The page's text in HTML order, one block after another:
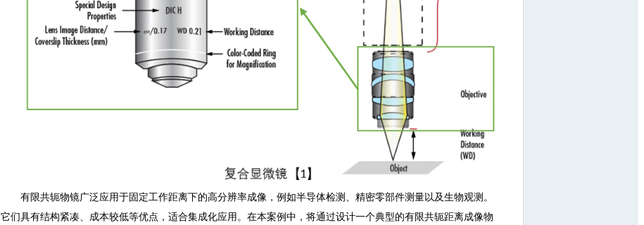
有限共轭物镜广泛应用于固定工作距离下的高分辨率成像，例如半导体检测、精密零部件测量以及生物观测。
它们具有结构紧凑、成本较低等优点，适合集成化应用。在本案例中，将通过设计一个典型的有限共轭距离成像物